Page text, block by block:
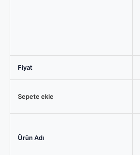
8GB
RAM
Fiyat
Sepete ekle
Ürün Adı